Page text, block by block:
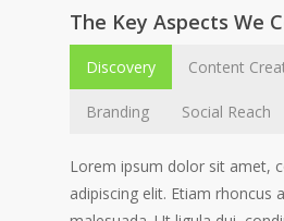
The Key Aspects We
Discovery Content
Branding Social Reach
Lorem ipsum dolor sit amet,
adipiscing elit. Etiam rhoncus